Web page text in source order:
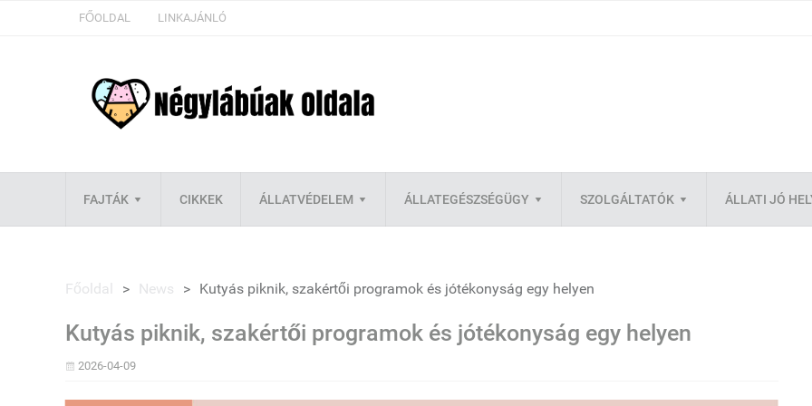
FŐOLDAL LINKAJÁNLÓ
FAJTÁK CIKKEK ÁLLATVÉDELEM ÁLLATEGÉSZSÉGÜGY SZOLGÁLTATÓK ÁLLATI JÓ
Főoldal > News > Kutyás piknik, szakértői programok és jótékonyság egy helyen
Kutyás piknik, szakértői programok és jótékonyság egy helyen
2026-04-09